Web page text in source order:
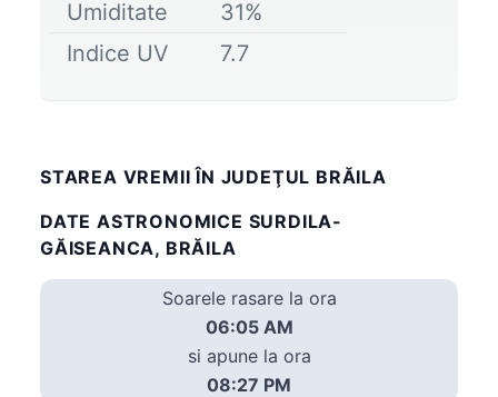
Umiditate
31%
Indice UV
7.7
STAREA VREMII ÎN JUDEŢUL BRĂILA
DATE ASTRONOMICE SURDILA-
GĂISEANCA, BRĂILA
Soarele rasare la ora
06:05 AM
si apune la ora
08:27 PM